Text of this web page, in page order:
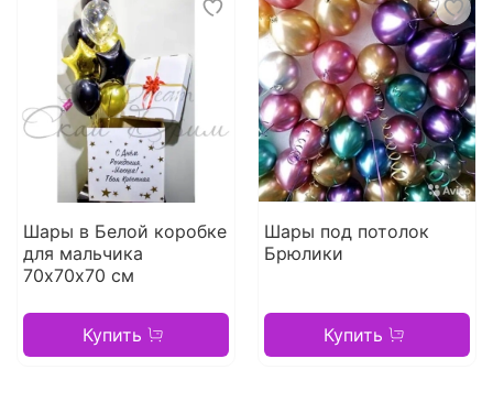
Шары в Белой коробке
для мальчика
70х70х70 см
Купить
Шары под потолок
Брюлики
Купить